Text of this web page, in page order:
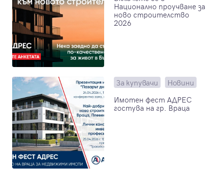
Национално проучване за
ново строителство
2026
За купувачи
Новини
Имотен фест АДРЕС
гостува на гр. Враца